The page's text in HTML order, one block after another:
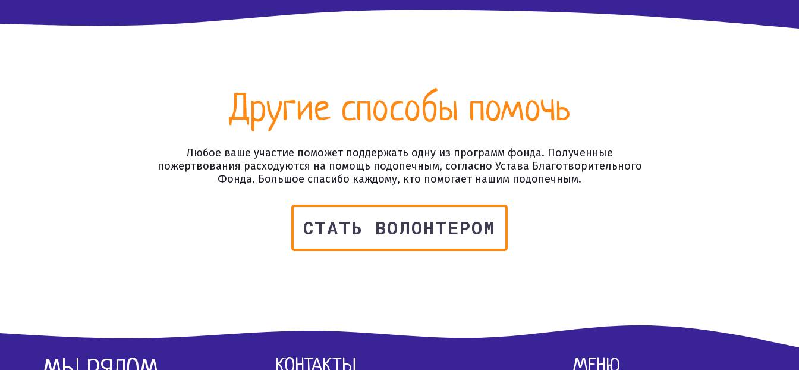
Другие способы помочь
Любое ваше участие поможет поддержать одну из программ фонда. Полученные
пожертвования расходуются на помощь подопечным, согласно Устава Благотворительного
Фонда. Большое спасибо каждому, кто помогает нашим подопечным.
СТАТЬ ВОЛОНТЕРОМ